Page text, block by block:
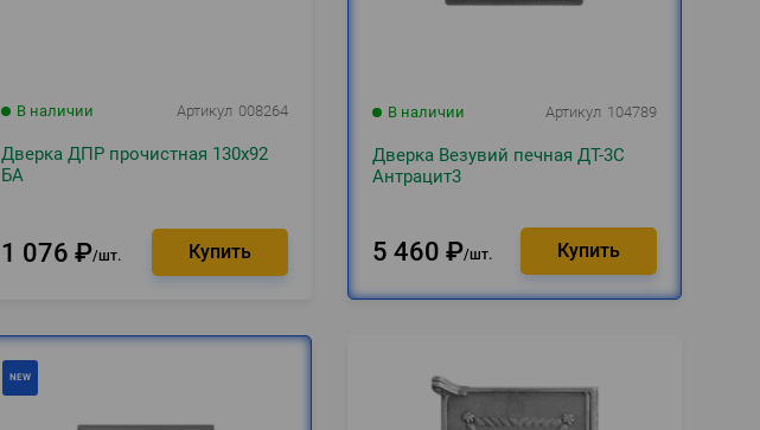
В наличии Артикул 008264
Дверка ДПР прочистная 130х92
БА
1 076 ₽ шт.
В наличии Артикул 104789
Дверка Везувий печная ДТ-3С
Антрацит3
5 460 ₽ шт.